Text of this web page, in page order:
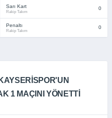
Sarı Kart
Rakip Takım
0
Penaltı
Rakip Takım
0
1 MAÇINI YÖNETTI